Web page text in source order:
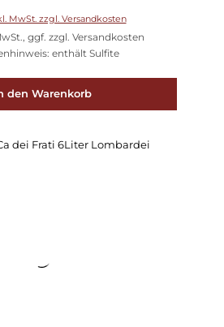
MwSt. zzgl. Versandkosten
ggf. zzgl. Versandkosten
enthält Sulfite
den Warenkorb